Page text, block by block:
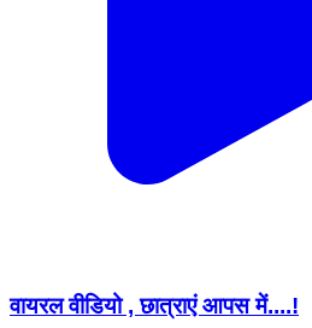
वायरल वीडियो , छात्राएं आपस में....!